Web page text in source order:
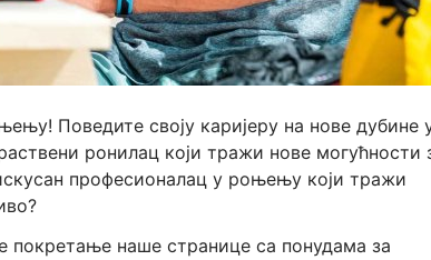
Поведите своју каријеру на нове дубине
ронилац који тражи нове могућности
професионалац у роњењу који тражи
наше странице са понудама за